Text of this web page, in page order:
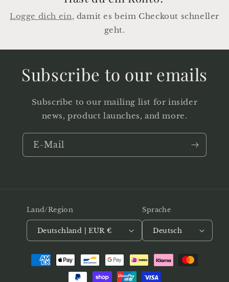
Logge dich ein, damit es beim Checkout schneller
geht.
Subscribe to our emails
Subscribe to our mailing list for insider
news, product launches, and more.
E-Mail
Land/Region
Deutschland | EUR €
Sprache
Deutsch
Zahlungsmethoden